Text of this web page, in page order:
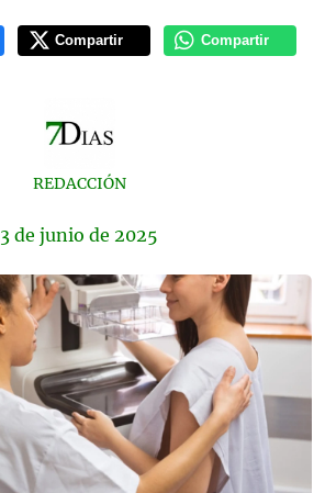
Compartir Compartir
REDACCIÓN
3 de junio de 2025